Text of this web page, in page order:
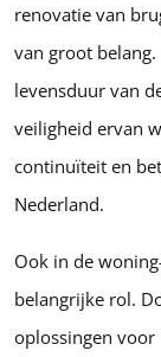
renovatie van
van groot
levensduur van
veiligheid ervan
continuïteit en
Nederland.
Ook in de
belangrijke rol.
oplossingen